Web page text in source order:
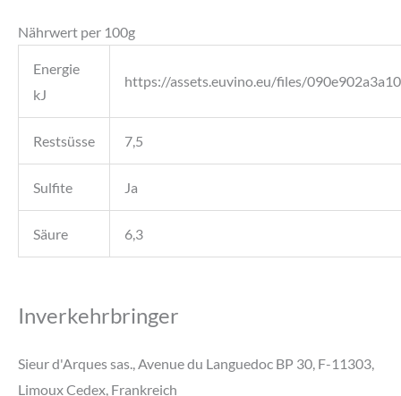
Nährwert per 100g
Energie
kJ
https://assets.euvino.eu/files/
Restsüsse 7,5
Sulfite Ja
Säure 6,3
Inverkehrbringer
Sieur d'Arques sas., Avenue du Languedoc BP 30, F-11303,
Limoux Cedex, Frankreich